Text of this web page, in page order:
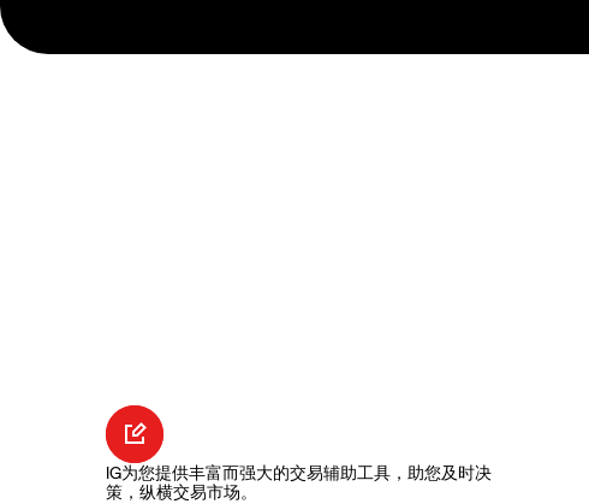
IG为您提供丰富而强大的交易辅助工具，助您及时决
策，纵横交易市场。